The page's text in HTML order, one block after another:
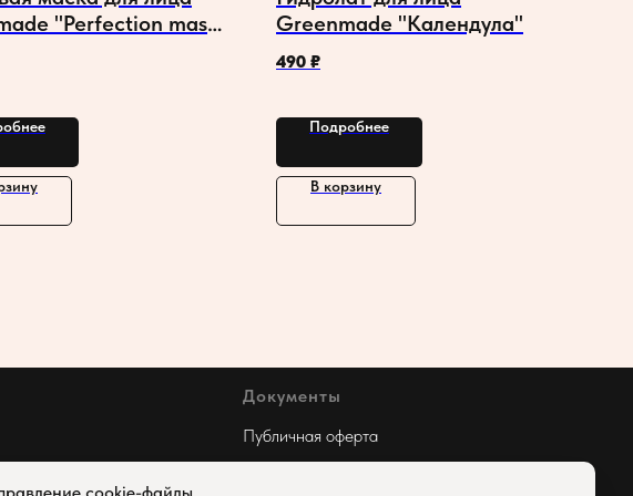
"Perfection mask"
несовершенств
Greenmade "Календула"
490 ₽
Подробнее
В корзину
Документы
Публичная оферта